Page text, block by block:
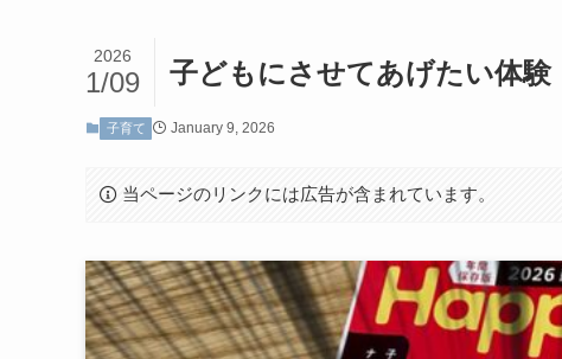
子どもにさせてあげたい体験
2026
1/09
子育て January 9, 2026
当ページのリンクには広告が含まれています。